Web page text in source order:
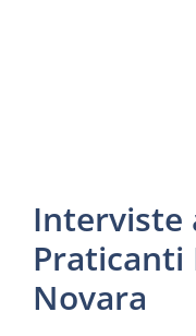
Interviste
Praticanti
Novara